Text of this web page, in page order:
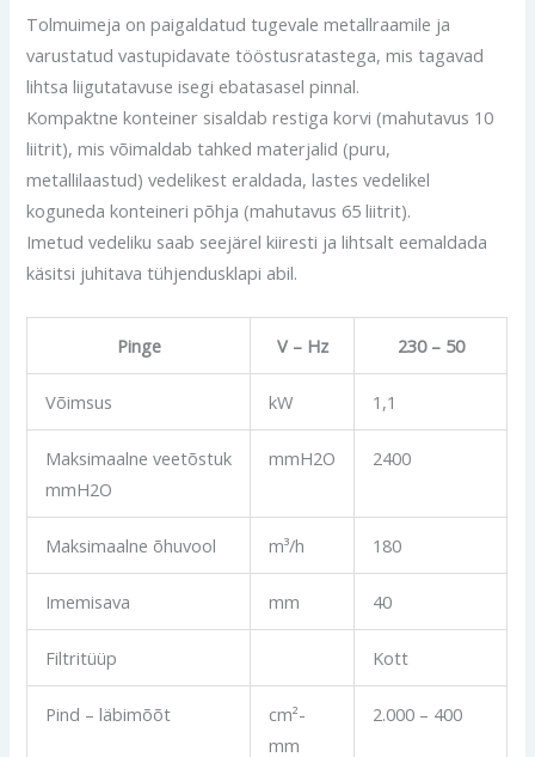
Tolmuimeja on paigaldatud tugevale metallraamile ja
varustatud vastupidavate tööstusratastega, mis tagavad
lihtsa liigutatavuse isegi ebatasasel pinnal.
Kompaktne konteiner sisaldab restiga korvi (mahutavus 10
liitrit), mis võimaldab tahked materjalid (puru,
metallilaastud) vedelikest eraldada, lastes vedelikel
koguneda konteineri põhja (mahutavus 65 liitrit).
Imetud vedeliku saab seejärel kiiresti ja lihtsalt eemaldada
käsitsi juhitava tühjendusklapi abil.
Pinge V – Hz 230 – 50
Võimsus kW 1,1
Maksimaalne veetõstuk
mmH2O
mmH2O 2400
Maksimaalne õhuvool m³/h 180
Imemisava mm 40
Filtritüüp Kott
Pind – läbimõõt
cm²-
mm
2.000 – 400